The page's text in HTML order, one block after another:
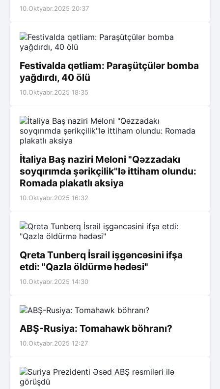
10.Oktyabr.2025 20:37
Festivalda qətliam: Paraşütçülər bomba
yağdırdı, 40 ölü
10.Oktyabr.2025 18:35
İtaliya Baş naziri Meloni "Qəzzadakı
soyqırımda şərikçilik"lə ittiham olundu:
Romada plakatlı aksiya
10.Oktyabr.2025 16:32
Qreta Tunberq İsrail işgəncəsini ifşa
etdi: "Qazla öldürmə hədəsi"
10.Oktyabr.2025 14:30
ABŞ-Rusiya: Tomahawk böhranı?
10.Oktyabr.2025 12:27